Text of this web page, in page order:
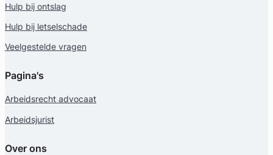
Chara van Noort
Hulp bij ontslag
Hulp bij letselschade
Veelgestelde vragen
Pagina's
Arbeidsrecht advocaat
Arbeidsjurist
Over ons